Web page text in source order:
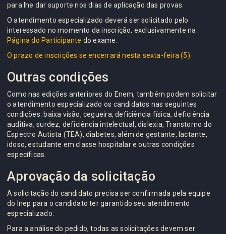
para lhe dar suporte nos dias de aplicação das provas.
O atendimento especializado deverá ser solicitado pelo
interessado no momento da inscrição, exclusivamente na
Página do Participante do exame.
O prazo de inscrições se encerrará nesta sexta-feira (5).
Outras condições
Como nas edições anteriores do Enem, também podem solicitar
o atendimento especializado os candidatos nas seguintes
condições: baixa visão, cegueira, deficiência física, deficiência
auditiva, surdez, deficiência intelectual, dislexia, Transtorno do
Espectro Autista (TEA), diabetes, além de gestante, lactante,
idoso, estudante em classe hospitalar e outras condições
específicas.
Aprovação da solicitação
A solicitação do candidato precisa ser confirmada pela equipe
do Inep para o candidato ter garantido seu atendimento
especializado.
Para a análise do pedido, todas as solicitações devem ser